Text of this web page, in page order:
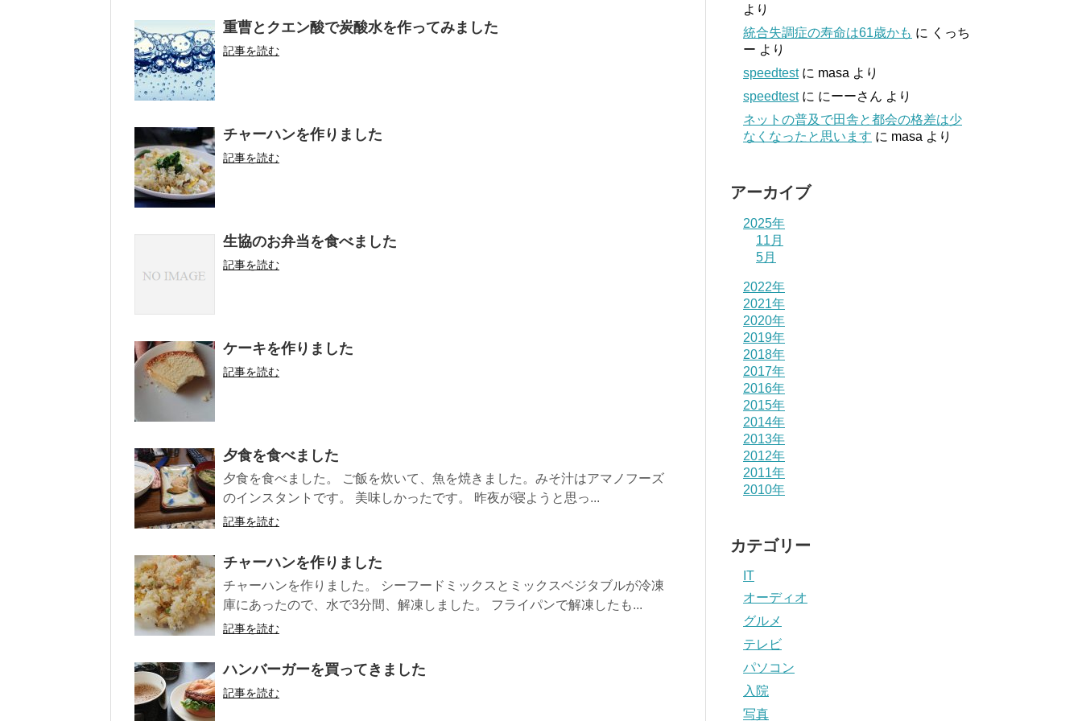
重曹とクエン酸で炭酸水を作ってみました
記事を読む
チャーハンを作りました
記事を読む
生協のお弁当を食べました
記事を読む
ケーキを作りました
記事を読む
夕食を食べました
夕食を食べました。 ご飯を炊いて、魚を焼きました。みそ汁はアマノフーズ
のインスタントです。 美味しかったです。 昨夜が寝ようと思っ...
記事を読む
チャーハンを作りました
チャーハンを作りました。 シーフードミックスとミックスベジタブルが冷凍
庫にあったので、水で3分間、解凍しました。 フライパンで解凍したも...
記事を読む
ハンバーガーを買ってきました
記事を読む
より
統合失調症の寿命は61歳かも に くっち
ー より
speedtestに masa より
speedtestに にーーさん より
ネットの普及で田舎と都会の格差は少
なくなったと思います に masa より
アーカイブ
2025年
11月
5月
2022年
2021年
2020年
2019年
2018年
2017年
2016年
2015年
2014年
2013年
2012年
2011年
2010年
カテゴリー
IT
オーディオ
グルメ
テレビ
パソコン
入院
写真